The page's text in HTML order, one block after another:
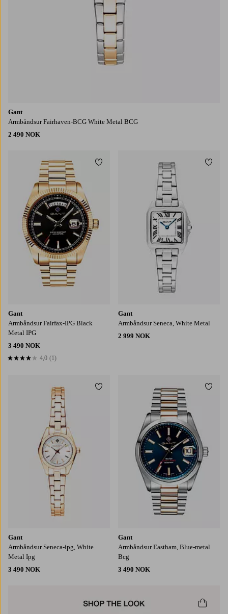
Gant
Armbåndsur Fairhaven-BCG White Metal BCG
2 490 NOK
Gant
Armbåndsur Fairfax-IPG Black
Metal IPG
3 490 NOK
4,0 basert på 1 karaktergivninger
4,0 (1)
Legg til favoritter
Gant
Armbåndsur Seneca, White Metal
2 999 NOK
Gant
Armbåndsur Seneca-ipg, White
Metal Ipg
3 490 NOK
Legg til favoritter
Gant
Armbåndsur Eastham, Blue-metal
Bcg
3 490 NOK